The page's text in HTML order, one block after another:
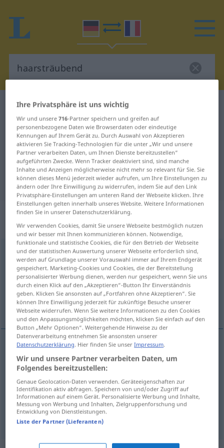
Deutsch-Französisch Wörterbuch
Deutsch-Französisch Übersetzung
für "haarsträubend"
"haarsträubend" Französisch
Übersetzung
„haarsträubend“: als Adjektiv
gebraucht
haarsträubendadjt
Übersicht aller Übersetzungen
(Für mehr Details die Übersetzung anklicken/antippen)
monstrueux inouï, absurde
monstrueux haarsträubend(≈ entsetzlich)
inouï haarsträubend (≈ unerhört)
absurde haarsträubend (≈ unglaublich)
Ihre Privatsphäre ist uns wichtig
Wir und unsere716-Partner speichern und greifen auf
personenbezogene Daten wie Browserdaten oder eindeutige
Kennungen auf Ihrem Gerät zu. Durch Auswahl von Akzeptieren
aktivieren Sie Tracking-Technologien für die unter „Wir und unsere
Partner verarbeiten Daten, um Ihnen Dienste bereitzustellen“
aufgeführten Zwecke. Wenn Tracker deaktiviert sind, sind manche
Inhalte und Anzeigen möglicherweise nicht mehr so relevant für Sie. Sie
können dieses Menü jederzeit wieder aufrufen, um Ihre Einstellungen zu
ändern oder Ihre Einwilligung zu widerrufen, indem Sie auf den Link
Privatsphäre-Einstellungen am unteren Rand der Webseite klicken. Ihre
Einstellungen gelten innerhalb unseres Website. Weitere Informationen
finden Sie in unserer Datenschutzerklärung.
Wir verwenden Cookies, damit Sie unsere Webseite bestmöglich nutzen
und wir besser mit Ihnen kommunizieren können. Notwendige,
funktionale und statistische Cookies, die für den Betrieb der Webseite
und der statistischen Auswertung unserer Webseite erforderlich sind,
werden auf Grundlage unserer Vorauswahl immer auf Ihrem Endgerät
gespeichert. Marketing-Cookies und Cookies, die der Bereitstellung
personalisierter Werbung dienen, werden nur gespeichert, wenn Sie uns
durch einen Klick auf den „Akzeptieren“-Button Ihr Einverständnis
geben. Klicken Sie ansonsten auf „Fortfahren ohne Akzeptieren“. Sie
können Ihre Einwilligung jederzeit für zukünftige Besuche unserer
Webseite widerrufen. Wenn Sie weitere Informationen zu den Cookies
und den Anpassungsmöglichkeiten möchten, klicken Sie einfach auf den
Button „Mehr Optionen“. Weitergehende Hinweise zu der
Datenverarbeitung entnehmen Sie ansonsten unserer
Datenschutzerklärung. Hier finden Sie unserImpressum.
Wir und unsere Partner verarbeiten Daten, um
Folgendes bereitzustellen:
Genaue Geolocation-Daten verwenden. Geräteeigenschaften zur
Identifikation aktiv abfragen. Speichern von und/oder Zugriff auf
Informationen auf einem Gerät. Personalisierte Werbung und Inhalte,
Messung von Werbung und Inhalten, Zielgruppenforschung und
Entwicklung von Dienstleistungen.
Liste der Partner (Lieferanten)